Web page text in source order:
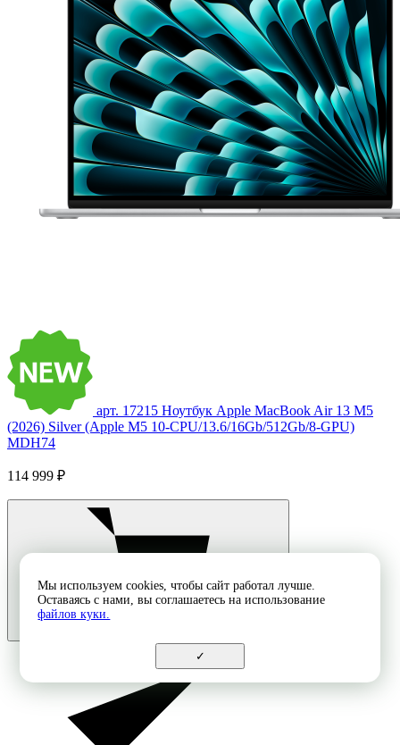
арт. 17215 Ноутбук Apple MacBook Air 13 M5
(2026) Silver (Apple M5 10-CPU/13.6/16Gb/512Gb/8-GPU)
MDH74
114 999 ₽
Мы используем cookies, чтобы сайт работал лучше.
Оставаясь с нами, вы соглашаетесь на использование
файлов куки.
✓